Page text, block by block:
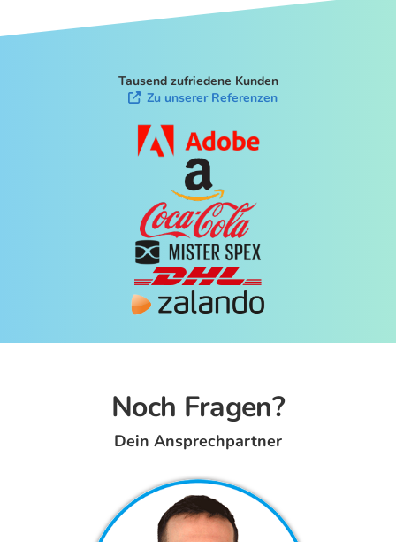
Tausend zufriedene Kunden
Zu unserer Referenzen
Noch Fragen?
Dein Ansprechpartner